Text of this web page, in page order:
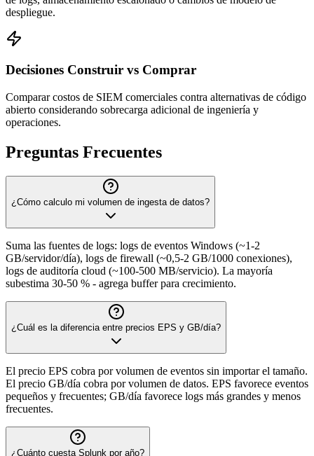
despliegue.
Decisiones Construir vs Comprar
Comparar costos de SIEM comerciales contra alternativas de código
abierto considerando sobrecarga adicional de ingeniería y
operaciones.
Preguntas Frecuentes
¿Cómo calculo mi volumen de ingesta de datos?
Suma las fuentes de logs: logs de eventos Windows (~1-2
GB/servidor/día), logs de firewall (~0,5-2 GB/1000 conexiones),
logs de auditoría cloud (~100-500 MB/servicio). La mayoría
subestima 30-50 % - agrega buffer para crecimiento.
¿Cuál es la diferencia entre precios EPS y GB/día?
El precio EPS cobra por volumen de eventos sin importar el tamaño.
El precio GB/día cobra por volumen de datos. EPS favorece eventos
pequeños y frecuentes; GB/día favorece logs más grandes y menos
frecuentes.
¿Cuánto cuesta Splunk por año?